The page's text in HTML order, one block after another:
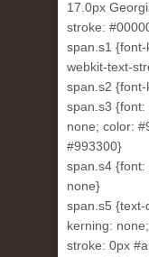
17.0px
stroke:
span.s1
webkit-text-
span.s2
span.s3 {font:
none; color:
#993300}
span.s4 {font:
none}
span.s5
kerning:
stroke: 0px